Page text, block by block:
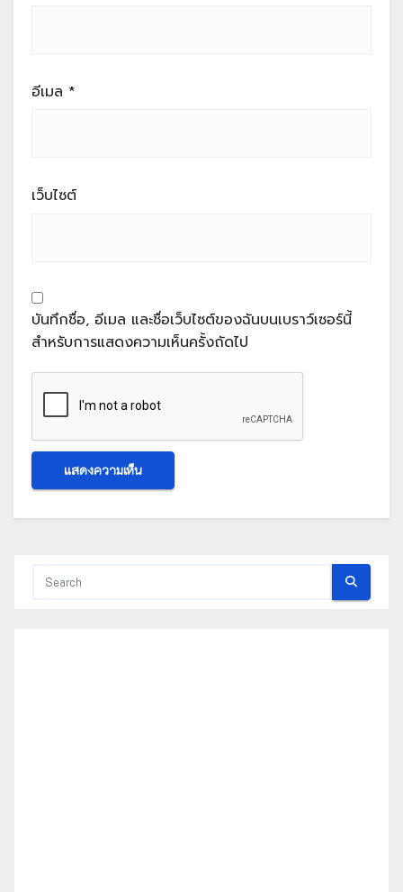
อีเมล *
เว็บไซต์
บันทึกชื่อ, อีเมล และชื่อเว็บไซต์ของฉันบนเบราว์เซอร์นี้
สำหรับการแสดงความเห็นครั้งถัดไป